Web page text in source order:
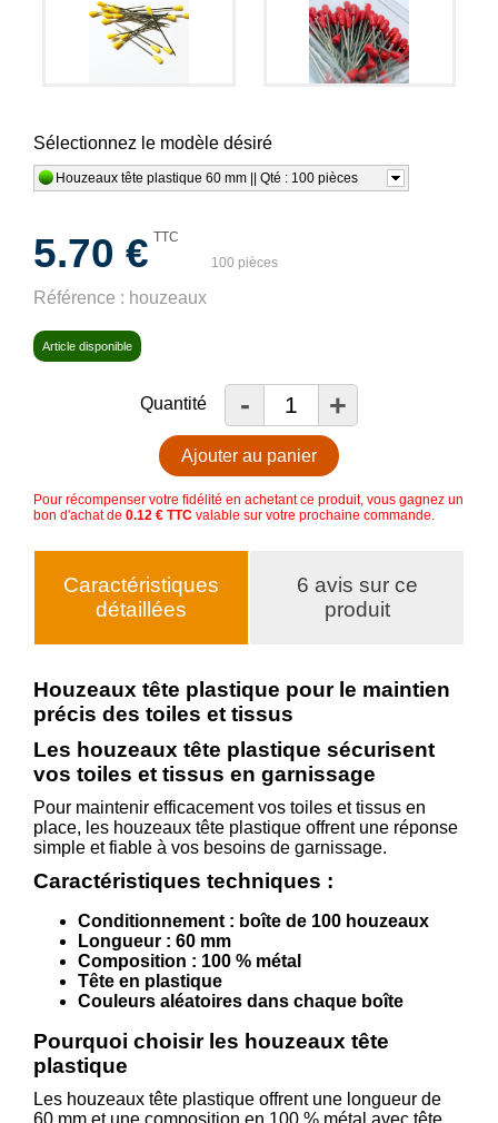
Sélectionnez le modèle désiré
Houzeaux tête plastique 60 mm || Qté : 100 pièces
5.70 € TTC
100 pièces
Référence : houzeaux
Article disponible
Quantité - +
Ajouter au panier
Pour récompenser votre fidélité en achetant ce produit, vous gagnez un
bon d'achat de 0.12 € TTC valable sur votre prochaine commande.
Caractéristiques
détaillées
6 avis sur ce
produit
Houzeaux tête plastique pour le maintien
précis des toiles et tissus
Les houzeaux tête plastique sécurisent
vos toiles et tissus en garnissage
Pour maintenir efficacement vos toiles et tissus en
place, les houzeaux tête plastique offrent une réponse
simple et fiable à vos besoins de garnissage.
Caractéristiques techniques :
Conditionnement : boîte de 100 houzeaux
Longueur : 60 mm
Composition : 100 % métal
Tête en plastique
Couleurs aléatoires dans chaque boîte
Pourquoi choisir les houzeaux tête
plastique
Les houzeaux tête plastique offrent une longueur de
60 mm et une composition en 100 % métal avec tête